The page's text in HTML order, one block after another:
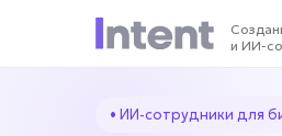
и ИИ-
• ИИ-сотрудники для